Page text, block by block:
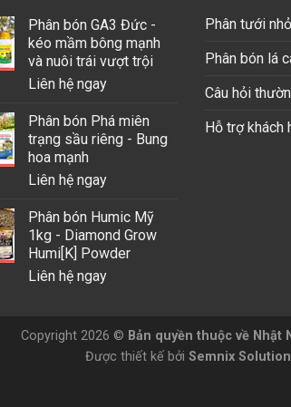
Phân bón GA3 Đức -
kéo mầm bông mạnh
và nuôi trái vượt trội
Liên hệ ngay
Phân bón Phá miên
trạng sầu riêng - Bung
hoa mạnh
Liên hệ ngay
Phân bón Humic Mỹ
1kg - Diamond Grow
Humi[K] Powder
Liên hệ ngay
Phân tưới
Phân bón lá
Câu hỏi
Hỗ trợ khách
Copyright 2026 © Bản quyền thuộc về Nhật
Được thiết kế bởi Semnix